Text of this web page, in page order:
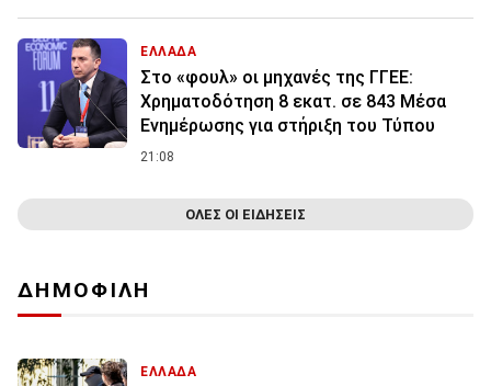
ΕΛΛΑΔΑ
Στο «φουλ» οι μηχανές της ΓΓΕΕ:
Χρηματοδότηση 8 εκατ. σε 843 Μέσα
Ενημέρωσης για στήριξη του Τύπου
21:08
ΟΛΕΣ ΟΙ ΕΙΔΗΣΕΙΣ
ΔΗΜΟΦΙΛΗ
ΕΛΛΑΔΑ